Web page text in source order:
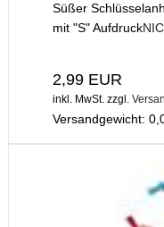
Süßer
mit "S" Aufdruck
2,99 EUR
inkl. MwSt. zzgl.
Versandgewicht: